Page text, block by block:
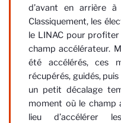
d’avant en arrière
Classiquement, les
le LINAC pour
champ accélérateur.
été accélérés, ces
récupérés, guidés,
un petit décalage
moment où le champ
lieu d’accélérer